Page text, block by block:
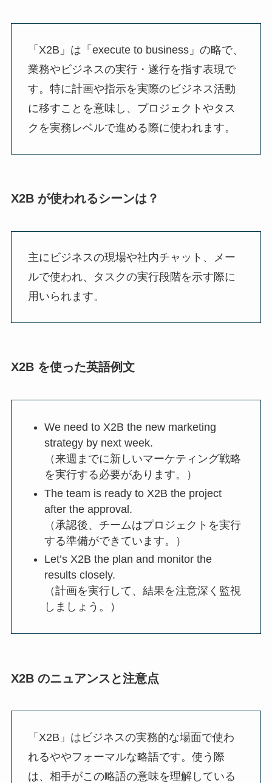
「X2B」は「execute to business」の略で、
業務やビジネスの実行・遂行を指す表現で
す。特に計画や指示を実際のビジネス活動
に移すことを意味し、プロジェクトやタス
クを実務レベルで進める際に使われます。
X2B が使われるシーンは？
主にビジネスの現場や社内チャット、メー
ルで使われ、タスクの実行段階を示す際に
用いられます。
X2B を使った英語例文
We need to X2B the new marketing
strategy by next week.
（来週までに新しいマーケティング戦略
を実行する必要があります。）
The team is ready to X2B the project
after the approval.
（承認後、チームはプロジェクトを実行
する準備ができています。）
Let’s X2B the plan and monitor the
results closely.
（計画を実行して、結果を注意深く監視
しましょう。）
X2B のニュアンスと注意点
「X2B」はビジネスの実務的な場面で使わ
れるややフォーマルな略語です。使う際
は、相手がこの略語の意味を理解している